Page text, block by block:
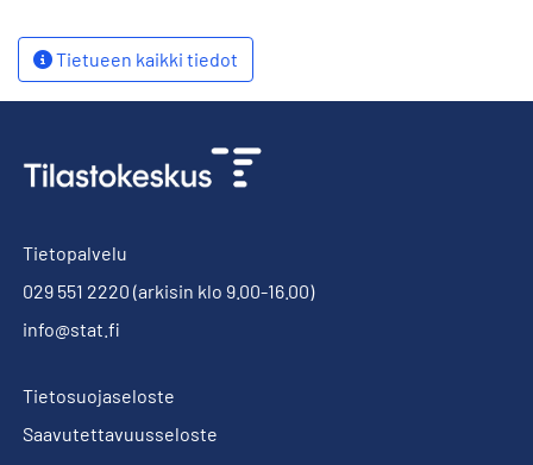
Tietueen kaikki tiedot
Tietopalvelu
029 551 2220 (arkisin klo 9.00-16.00)
info@stat.fi
Tietosuojaseloste
Saavutettavuusseloste